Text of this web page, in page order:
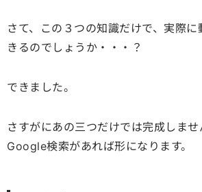
さて、この３つの知識だけで、実際
きるのでしょうか・・・？
できました。
さすがにあの三つだけでは完成しま
Google検索があれば形になります。